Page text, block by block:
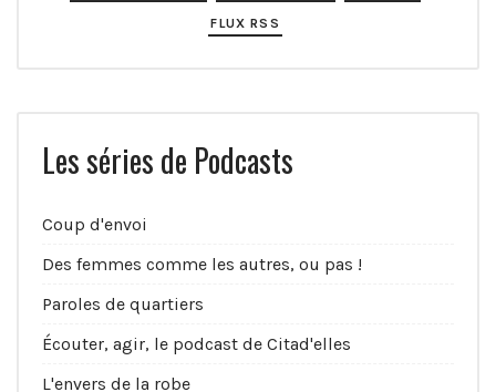
FLUX RSS
Les séries de Podcasts
Coup d'envoi
Des femmes comme les autres, ou pas !
Paroles de quartiers
Écouter, agir, le podcast de Citad'elles
L'envers de la robe